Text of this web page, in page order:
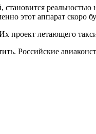
становится
этот аппарат скоро
проект летающего
Российские